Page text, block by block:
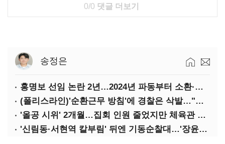
0/0 댓글 더보기
송정은
홍명보 선임 논란 2년…2024년 파동부터 소환·압색까지
(폴리스라인)'순환근무 방침'에 경찰은 삭발…"베테랑·수사력 보강 먼저"
'올공 시위' 2개월…집회 인원 줄었지만 체육관 봉쇄 계속
'신림동·서현역 칼부림' 뒤엔 기동순찰대…'장윤기 은폐·조작' 후엔 내부비리수사대